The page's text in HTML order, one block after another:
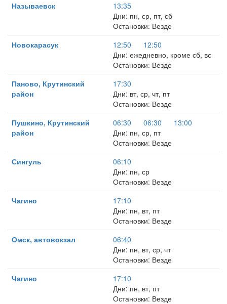
Называевск
13:35
Дни: пн, ср, пт, сб
Остановки: Везде
Новокарасук
12:50
12:50
Дни: ежедневно, кроме сб, вс
Остановки: Везде
Паново, Крутинский
район
17:30
Дни: вт, ср, чт, пт
Остановки: Везде
Пушкино, Крутинский
район
06:30 06:30
13:00
Дни: пн, ср, пт
Остановки: Везде
Сингуль
06:10
Дни: пн, ср
Остановки: Везде
Чагино
17:10
Дни: пн, вт, пт
Остановки: Везде
Омск, автовокзал
06:40
Дни: пн, вт, ср, чт
Остановки: Везде
Чагино
17:10
Дни: пн, вт, пт
Остановки: Везде